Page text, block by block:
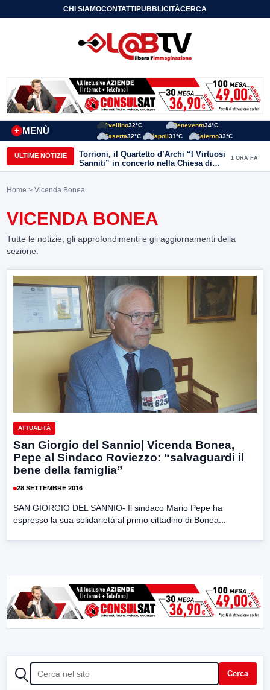
CHI SIAMOCONTATTIPUBBLICITÀCERCA
MENÙ
+
Avellino32°C Benevento34°C
Caserta32°C Napoli31°C Salerno33°C
ULTIME NOTIZIE
Torrioni, il Quartetto d’Archi “I Virtuosi
Sanniti” in concerto nella Chiesa di
San Michele Arcangelo
1 ORA FA
Home > Vicenda Bonea
VICENDA BONEA
Tutte le notizie, gli approfondimenti e gli aggiornamenti della
sezione.
ATTUALITÀ
San Giorgio del Sannio| Vicenda Bonea,
Pepe al Sindaco Roviezzo: “salvaguardi il
bene della famiglia”
28 SETTEMBRE 2016
SAN GIORGIO DEL SANNIO- Il sindaco Mario Pepe ha
espresso la sua solidarietà al primo cittadino di Bonea...
CERCA Cerca